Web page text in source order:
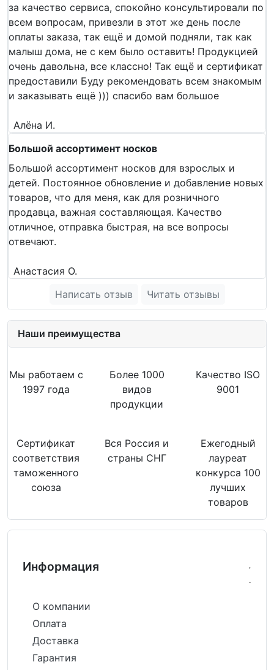
за качество сервиса, спокойно консультировали по
всем вопросам, привезли в этот же день после
оплаты заказа, так ещё и домой подняли, так как
малыш дома, не с кем было оставить! Продукцией
очень давольна, все классно! Так ещё и сертификат
предоставили Буду рекомендовать всем знакомым
и заказывать ещё ))) спасибо вам большое
Алёна И.
Большой ассортимент носков
Большой ассортимент носков для взрослых и
детей. Постоянное обновление и добавление новых
товаров, что для меня, как для розничного
продавца, важная составляющая. Качество
отличное, отправка быстрая, на все вопросы
отвечают.
Анастасия О.
Написать отзыв
Читать отзывы
Наши преимущества
Мы работаем с
1997 года
Более 1000
видов
продукции
Качество ISO
9001
Сертификат
соответствия
таможенного
союза
Вся Россия и
страны СНГ
Ежегодный
лауреат
конкурса 100
лучших
товаров
Информация
О компании
Оплата
Доставка
Гарантия